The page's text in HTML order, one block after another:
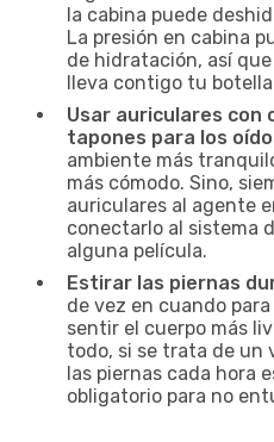
la cabina puede
La presión en cabina
de hidratación, así
lleva contigo tu
Usar auriculares con
tapones para los
ambiente más
más cómodo. Sino,
auriculares al agente
conectarlo al sistema
alguna película.
Estirar las piernas
de vez en cuando
sentir el cuerpo más
todo, si se trata de un
las piernas cada hora
obligatorio para no